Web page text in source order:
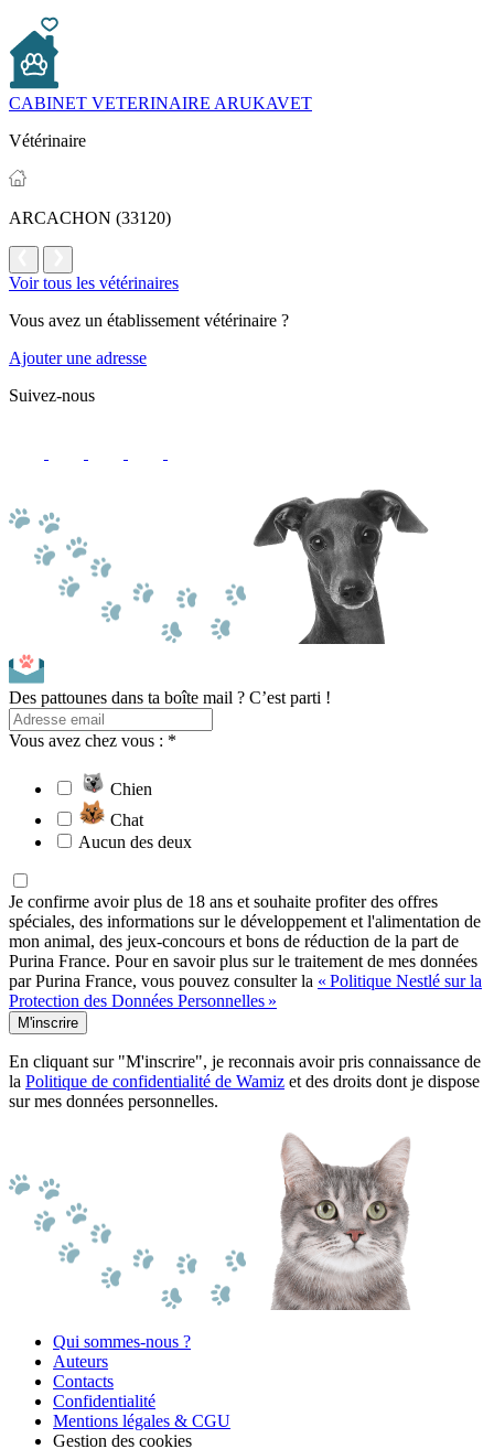
CABINET VETERINAIRE ARUKAVET
Vétérinaire
ARCACHON (33120)
Voir tous les vétérinaires
Vous avez un établissement vétérinaire ?
Ajouter une adresse
Suivez-nous
Des pattounes dans ta boîte mail ? C’est parti !
Vous avez chez vous : *
Chien
Chat
Aucun des deux
Je confirme avoir plus de 18 ans et souhaite profiter des offres
spéciales, des informations sur le développement et l'alimentation de
mon animal, des jeux-concours et bons de réduction de la part de
Purina France. Pour en savoir plus sur le traitement de mes données
par Purina France, vous pouvez consulter la « Politique Nestlé sur la
Protection des Données Personnelles »
M'inscrire
En cliquant sur "M'inscrire", je reconnais avoir pris connaissance de
la Politique de confidentialité de Wamiz et des droits dont je dispose
sur mes données personnelles.
Qui sommes-nous ?
Auteurs
Contacts
Confidentialité
Mentions légales & CGU
Gestion des cookies